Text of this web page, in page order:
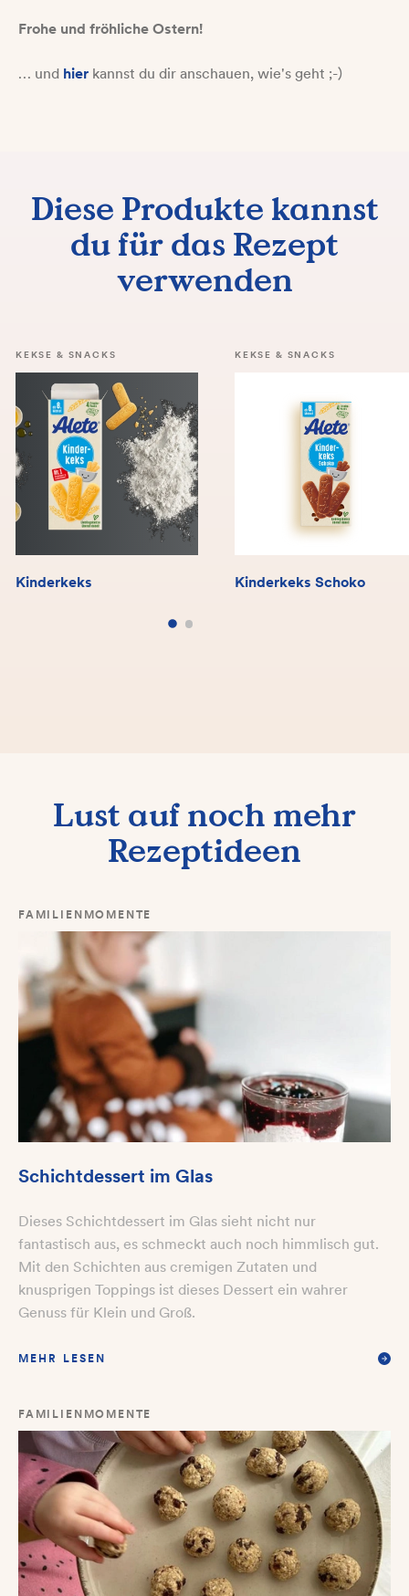
Frohe und fröhliche Ostern!
… und hier kannst du dir anschauen, wie's geht ;-)
Diese Produkte kannst
du für das Rezept
verwenden
KEKSE & SNACKS
Kinderkeks
KEKSE & SNACKS
Kinderkeks Schoko
Lust auf noch mehr
Rezeptideen
FAMILIENMOMENTE
Schichtdessert im Glas
Dieses Schichtdessert im Glas sieht nicht nur
fantastisch aus, es schmeckt auch noch himmlisch gut.
Mit den Schichten aus cremigen Zutaten und
knusprigen Toppings ist dieses Dessert ein wahrer
Genuss für Klein und Groß.
MEHR LESEN
FAMILIENMOMENTE